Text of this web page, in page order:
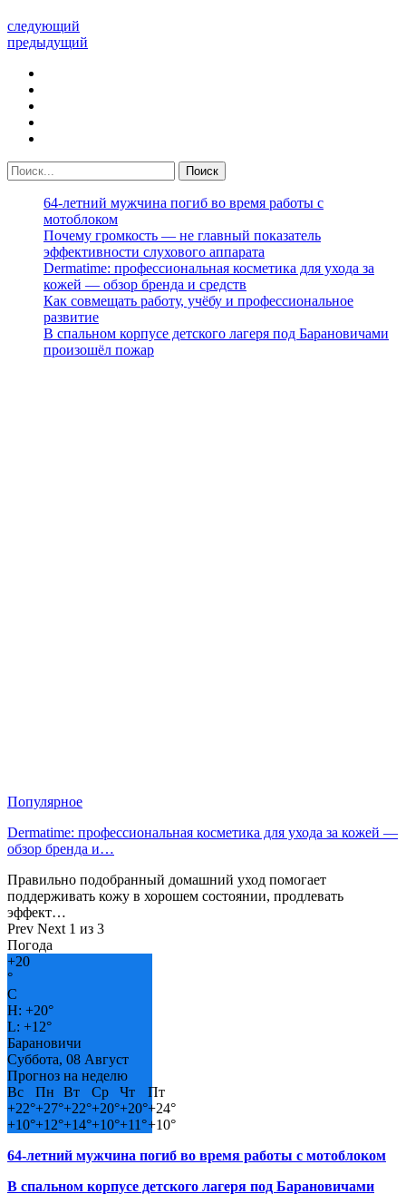
следующий
предыдущий
64-летний мужчина погиб во время работы с
мотоблоком
Почему громкость — не главный показатель
эффективности слухового аппарата
Dermatime: профессиональная косметика для ухода за
кожей — обзор бренда и средств
Как совмещать работу, учёбу и профессиональное
развитие
В спальном корпусе детского лагеря под Барановичами
произошёл пожар
Популярное
Dermatime: профессиональная косметика для ухода за кожей —
обзор бренда и…
Правильно подобранный домашний уход помогает
поддерживать кожу в хорошем состоянии, продлевать
эффект…
Prev Next 1 из 3
Погода
+20
°
C
H: +20°
L: +12°
Барановичи
Суббота, 08 Август
Прогноз на неделю
Вс
Пн Вт Ср Чт
Пт
+22°+27°+22°+20°+20°+24°
+10°+12°+14°+10°+11°+10°
64-летний мужчина погиб во время работы с мотоблоком
В спальном корпусе детского лагеря под Барановичами